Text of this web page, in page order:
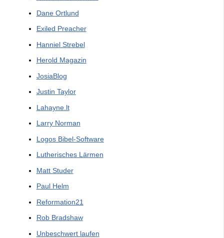
Dane Ortlund
Exiled Preacher
Hanniel Strebel
Herold Magazin
JosiaBlog
Justin Taylor
Lahayne.lt
Larry Norman
Logos Bibel-Software
Lutherisches Lärmen
Matt Studer
Paul Helm
Reformation21
Rob Bradshaw
Unbeschwert laufen